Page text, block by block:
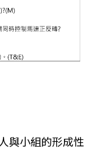
與小組的形成性